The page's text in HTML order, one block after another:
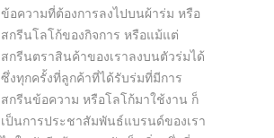
ข้อความที่ต้องการลงไปบนผ้าร่ม หรือ
สกรีนโลโก้ของกิจการ หรือแม้แต่
สกรีนตราสินค้าของเราลงบนตัวร่มได้
ซึ่งทุกครั้งที่ลูกค้าที่ได้รับร่มที่มีการ
สกรีนข้อความ หรือโลโก้มาใช้งาน ก็
เป็นการประชาสัมพันธ์แบรนด์ของเรา